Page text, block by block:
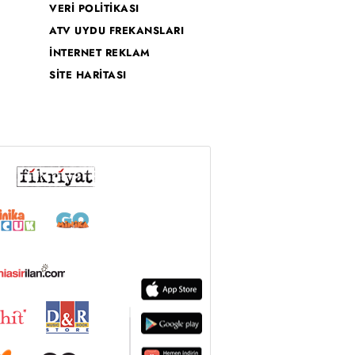
detaylı bilgi için Ayarlar
VERİ POLİTİKASI
ATV UYDU FREKANSLARI
İNTERNET REKLAM
SİTE HARİTASI